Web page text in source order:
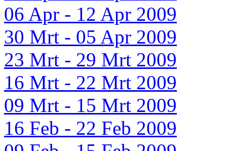
06 Apr - 12 Apr 2009
30 Mrt - 05 Apr 2009
23 Mrt - 29 Mrt 2009
16 Mrt - 22 Mrt 2009
09 Mrt - 15 Mrt 2009
16 Feb - 22 Feb 2009